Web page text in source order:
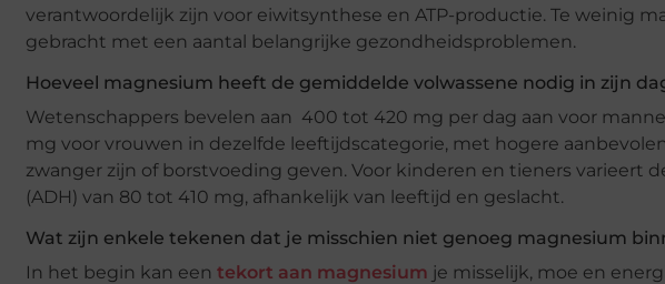
verantwoordelijk zijn voor eiwitsynthese en ATP-productie. Te weinig
gebracht met een aantal belangrijke gezondheidsproblemen.
Hoeveel magnesium heeft de gemiddelde volwassene nodig in zijn
Wetenschappers bevelen aan 400 tot 420 mg per dag aan voor
mg voor vrouwen in dezelfde leeftijdscategorie, met hogere
zwanger zijn of borstvoeding geven. Voor kinderen en tieners varieert
(ADH) van 80 tot 410 mg, afhankelijk van leeftijd en geslacht.
Wat zijn enkele tekenen dat je misschien niet genoeg magnesium
In het begin kan een tekort aan magnesium je misselijk, moe en